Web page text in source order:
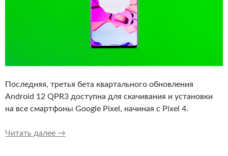
Последняя, третья бета квартального обновления
Android 12 QPR3 доступна для скачивания и установки
на все смартфоны Google Pixel, начиная с Pixel 4.
Читать далее Android 12 QPR3 Beta 3 доступен для Google
→